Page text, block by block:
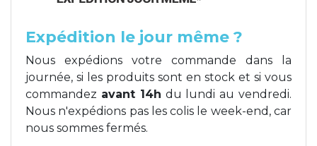
Expédition le jour même ?
Nous expédions votre commande dans la
journée, si les produits sont en stock et si vous
commandez avant 14h du lundi au vendredi.
Nous n'expédions pas les colis le week-end, car
nous sommes fermés.